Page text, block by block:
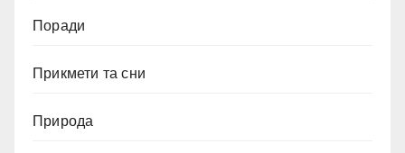
Поради
Прикмети та сни
Природа